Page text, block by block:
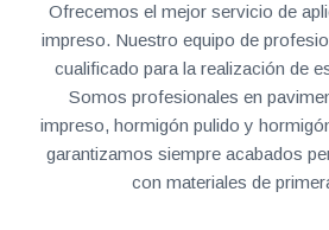
Ofrecemos el mejor servicio de
impreso. Nuestro equipo de
cualificado para la realización de
Somos profesionales en
impreso, hormigón pulido y
garantizamos siempre acabados
con materiales de